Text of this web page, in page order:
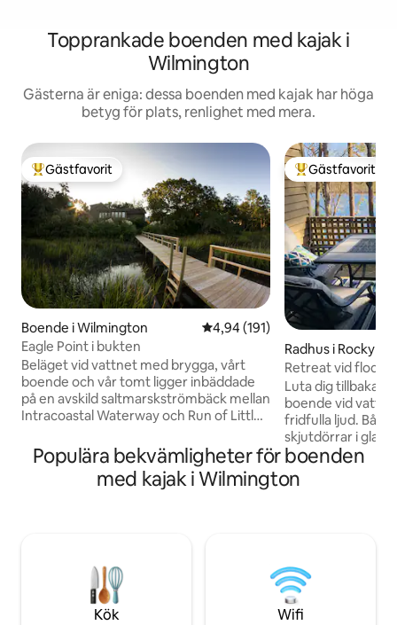
Topprankade boenden med kajak i
Wilmington
Gästerna är eniga: dessa boenden med kajak har höga
betyg för plats, renlighet med mera.
Populär gästfavorit
Gästfavorit
Boende i Wilmington 4,94 av 5 i genomsnittligt
4,94 (191)
Eagle Point i bukten
Beläget vid vattnet med brygga, vårt
boende och vår tomt ligger inbäddade
på en avskild saltmarskströmbäck mellan
Intracoastal Waterway och Run of Little
Point Golf Club. Njut av kajakpaddling,
fiske och krabbfiske för skojs skull. Cykla
och promenera på vår lugna
historiska staden Wilmington vid floden
Populär
Gästfavorit
Radhus i Rocky
Retreat vid
Luta dig tillbaka
boende vid
fridfulla ljud.
skjutdörrar i glas
balkonger med
floden. Njut av gratis kaffe medan du
lyssnar på
sällskap genom
och böcker. Och
äventyr, ta två
Populära bekvämligheter för boenden
med kajak i Wilmington
Kök Wifi